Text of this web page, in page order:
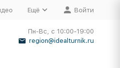
Ещё Войти
Пн-Вс, с 10:00-19:00
region@idealturnik.ru